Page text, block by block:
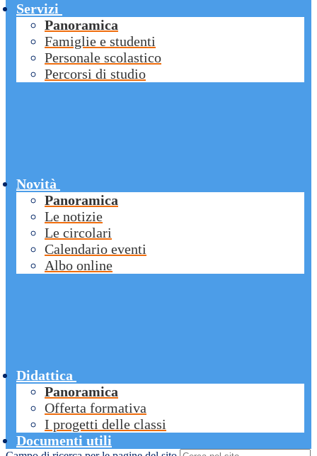
Servizi
Panoramica
Famiglie e studenti
Personale scolastico
Percorsi di studio
Novità
Panoramica
Le notizie
Le circolari
Calendario eventi
Albo online
Didattica
Panoramica
Offerta formativa
I progetti delle classi
Documenti utili